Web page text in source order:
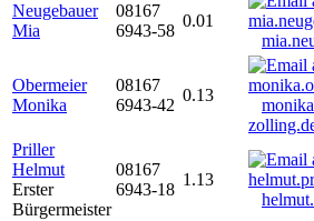
Neugebauer
Mia
08167
6943-58
0.01
Obermeier
Monika
08167
6943-42
0.13
Priller
Helmut
Erster
Bürgermeister
08167
6943-18
1.13